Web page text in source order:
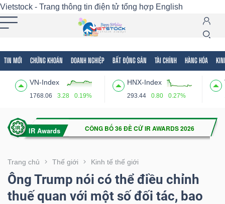
Vietstock - Trang thông tin điện tử tổng hợp English
TIN MỚI CHỨNG KHOÁN DOANH NGHIỆP BẤT ĐỘNG SẢN TÀI CHÍNH HÀNG HÓA
VN-Index
1768.06 3.28 0.19%
HNX-Index
293.44 0.80 0.27%
Trang chủ Thế giới Kinh tế thế giới
Ông Trump nói có thể điều chỉnh
thuế quan với một số đối tác, bao
Tất cả Tính năng Ngành Mã chứng khoán
Tính
(-)
VIETSTOCK
CHỨNG